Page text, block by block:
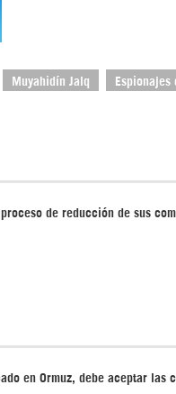
Muyahidín Jalq Espionajes
proceso de reducción de sus
en Ormuz, debe aceptar las